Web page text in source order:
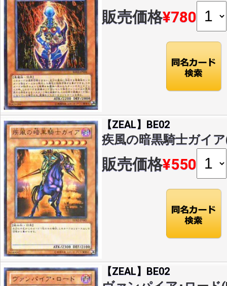
販売価格¥780
【ZEAL】BE02
疾風の暗黒騎士ガイ
販売価格¥550
【ZEAL】BE02